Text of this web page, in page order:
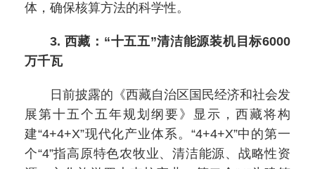
体，确保核算方法的科学性。
3. 西藏：“十五五”清洁能源装机目标6000
万千瓦
日前披露的《西藏自治区国民经济和社会发
展第十五个五年规划纲要》显示，西藏将构
建“4+4+X”现代化产业体系。“4+4+X”中的第一
个“4”指高原特色农牧业、清洁能源、战略性资